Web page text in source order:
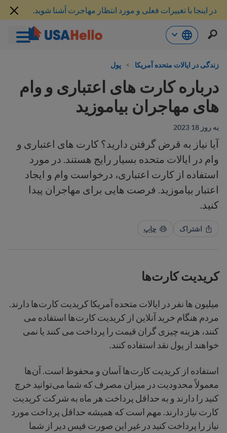
در اینجا با تغییرات فعلی و مورد انتظار مهاجرت آشنا شوید.
زندگی در ایالات متحده آمریکا > پول
درباره کارت های اعتباری و وام
های مهاجران بیاموزید
به روز 18 2023
آیا نیاز به قرض گرفتن دارید؟ کارت های اعتباری و
وام در ایالات متحده بسیار رایج هستند. در مورد
استفاده از کارت اعتباری، درخواست وام و ایجاد
اعتبار بیاموزید. فرصت هایی برای مهاجران پیدا
کنید.
اشتراک چاپ
کریدیت کارت‌ها
میلیون ها نفر در ایالات متحده آمریکا کریدیت کارت‌ها دارند.
مردم هنگام خرید آنلاین از کریدیت کارت‌ها استفاده می
کنند، هزینه چیزی گران قیمت را پرداخت می کنند یا نمی
خواهند از پول نقد استفاده کنند.
استفاده از کریدیت کارت‌ها آسان و محفوظ است. آن‌ها
معمولاً محدودیت در میزان مصرف که شما می‌توانید خرچ
کنید را دارند و به حداقل پرداخت هر ماه به شرکت کریدیت
کارت نیاز دارند. مهم است که همیشه حداقل پرداخت مورد
نیاز را پرداخت کنید در غیر این صورت فیس دیر از شما